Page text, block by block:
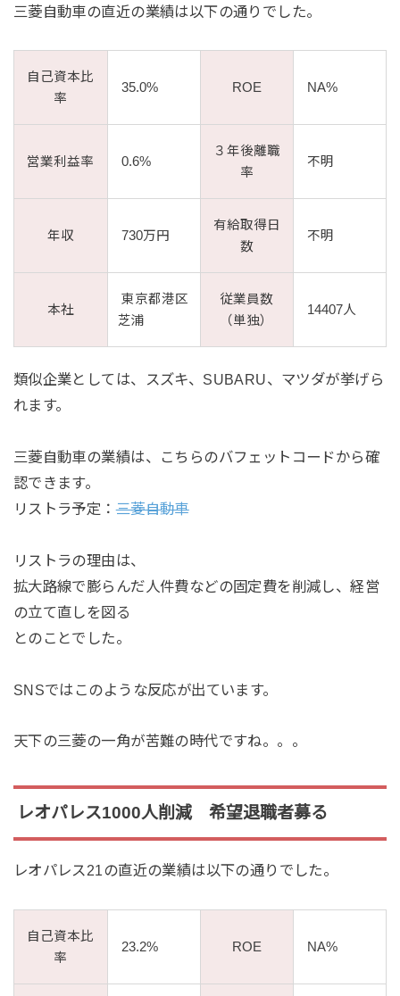
三菱自動車の直近の業績は以下の通りでした。
自己資本比
率
35.0% ROE NA%
営業利益率 0.6%
３年後離職
率
不明
年収 730万円
有給取得日
数
不明
本社
東京都港区
芝浦
従業員数
（単独）
14407人
類似企業としては、スズキ、SUBARU、マツダが挙げら
れます。
三菱自動車の業績は、こちらのバフェットコードから確
認できます。
リストラ予定：三菱自動車
リストラの理由は、
拡大路線で膨らんだ人件費などの固定費を削減し、経営
の立て直しを図る
とのことでした。
SNSではこのような反応が出ています。
天下の三菱の一角が苦難の時代ですね。。。
レオパレス1000人削減 希望退職者募る
レオパレス21の直近の業績は以下の通りでした。
自己資本比
率
23.2% ROE NA%